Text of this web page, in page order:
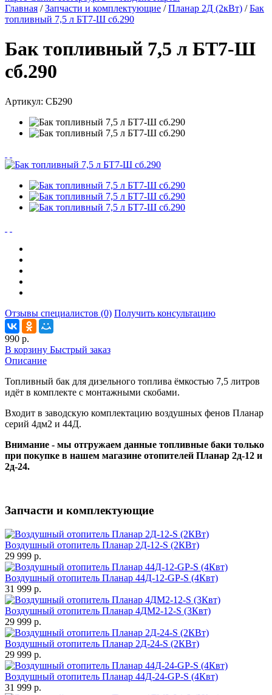
Главная /Запчасти и комплектующие /Планар 2Д (2кВт) /Бак
топливный 7,5 л БТ7-Ш сб.290
Бак топливный 7,5 л БТ7-Ш
сб.290
Артикул: СБ290
Отзывы специалистов (0) Получить консультацию
990 р.
В корзину Быстрый заказ
Описание
Топливный бак для дизельного топлива ёмкостью 7,5 литров
идёт в комплекте с монтажными скобами.
Входит в заводскую комплектацию воздушных фенов Планар
серий 4дм2 и 44Д.
Внимание - мы отгружаем данные топливные баки только
при покупке в нашем магазине отопителей Планар 2д-12 и
2д-24.
Запчасти и комплектующие
Воздушный отопитель Планар 2Д-12-S (2КВт)
29 999 р.
Воздушный отопитель Планар 44Д-12-GP-S (4Квт)
31 999 р.
Воздушный отопитель Планар 4ДМ2-12-S (3Квт)
29 999 р.
Воздушный отопитель Планар 2Д-24-S (2КВт)
29 999 р.
Воздушный отопитель Планар 44Д-24-GP-S (4Квт)
31 999 р.